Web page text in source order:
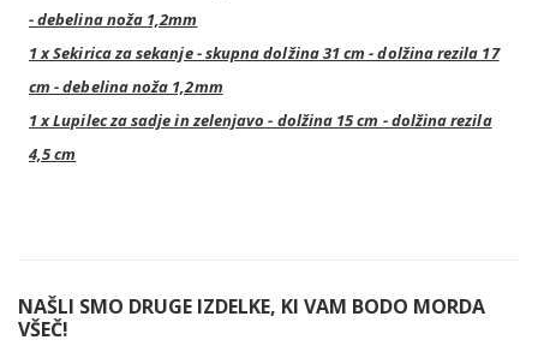
- debelina noža 1,2mm
1 x Sekirica za sekanje - skupna dolžina 31 cm - dolžina rezila 17
cm - debelina noža 1,2mm
1 x Lupilec za sadje in zelenjavo - dolžina 15 cm - dolžina rezila
4,5 cm
NAŠLI SMO DRUGE IZDELKE, KI VAM BODO MORDA
VŠEČ!